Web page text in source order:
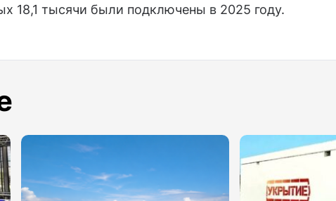
18,1 тысячи были подключены в 2025 году.